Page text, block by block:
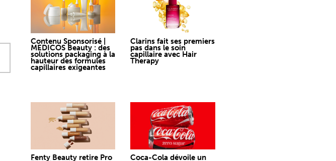
Contenu Sponsorisé |
MEDICOS Beauty : des
solutions packaging à la
hauteur des formules
capillaires exigeantes
Clarins fait ses premiers
pas dans le soin
capillaire avec Hair
Therapy
Fenty Beauty retire Pro Coca-Cola dévoile un